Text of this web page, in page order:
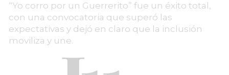
“Yo corro por un Guerrerito” fue un éxito total,
con una convocatoria que superó las
expectativas y dejó en claro que la inclusión
moviliza y une.